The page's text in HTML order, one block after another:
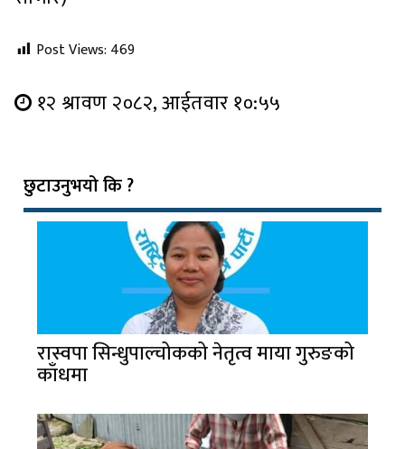
Post Views: 469
१२ श्रावण २०८२, आईतवार १०:५५
छुटाउनुभयो कि ?
रास्वपा सिन्धुपाल्चोकको नेतृत्व माया गुरुङको
काँधमा